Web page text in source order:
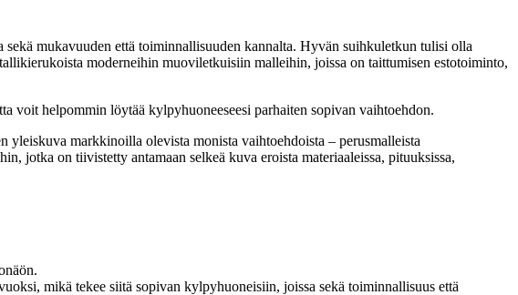
mukavuuden että toiminnallisuuden kannalta. Hyvän suihkuletkun tulisi olla
moderneihin muoviletkuisiin malleihin, joissa on taittumisen estotoiminto,
voit helpommin löytää kylpyhuoneeseesi parhaiten sopivan vaihtoehdon.
markkinoilla olevista monista vaihtoehdoista – perusmalleista
jotka on tiivistetty antamaan selkeä kuva eroista materiaaleissa, pituuksissa,
mikä tekee siitä sopivan kylpyhuoneisiin, joissa sekä toiminnallisuus että